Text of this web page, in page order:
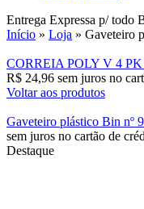
Entrega Expressa p/ todo
Início » Loja » Gaveteiro
CORREIA POLY V 4
R$ 24,96 sem juros no
Voltar aos produtos
Gaveteiro plástico Bin nº
sem juros no cartão de
Destaque